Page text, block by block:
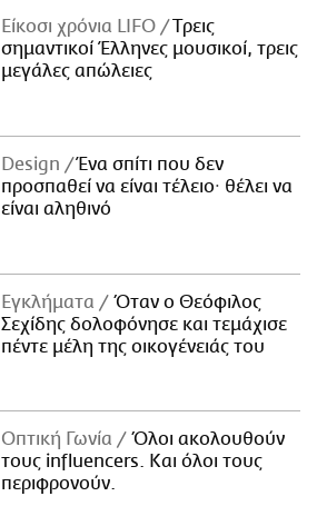
Είκοσι χρόνια LIFO
Tρεις
σημαντικοί Έλληνες μουσικοί, τρεις
μεγάλες απώλειες
Design
Ένα σπίτι που δεν
προσπαθεί να είναι τέλειο· θέλει να
είναι αληθινό
Εγκλήματα
Όταν ο Θεόφιλος
Σεχίδης δολοφόνησε και τεμάχισε
πέντε μέλη της οικογένειάς του
Οπτική Γωνία
Όλοι ακολουθούν
τους influencers. Και όλοι τους
περιφρονούν.